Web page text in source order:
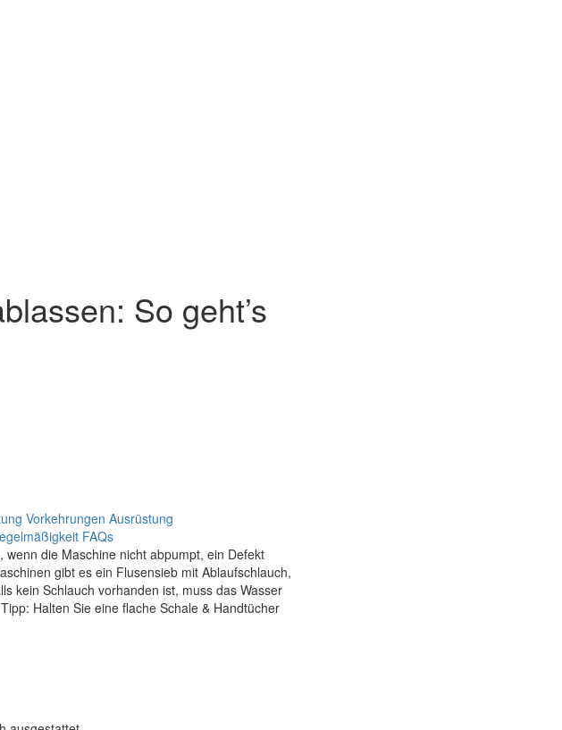
So geht’s
Vorkehrungen Ausrüstung
FAQs
die Maschine nicht abpumpt, ein Defekt
gibt es ein Flusensieb mit Ablaufschlauch,
kein Schlauch vorhanden ist, muss das Wasser
Halten Sie eine flache Schale & Handtücher